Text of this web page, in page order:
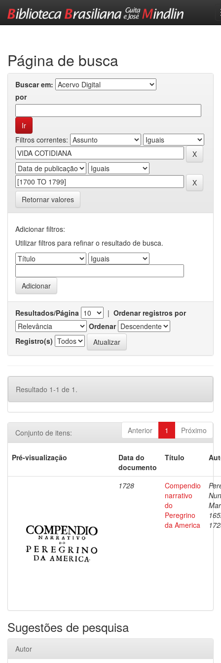
Página de busca
Buscar em:
por
Filtros correntes:
Retornar valores
Adicionar filtros:
Utilizar filtros para refinar o resultado de busca.
Resultados/Página | Ordenar registros por
Ordenar
Registro(s)
Resultado 1-1 de 1.
Anterior 1 Próximo
Conjunto de itens:
Pré-visualização
Data do
documento
Título
1728
Compendio
narrativo
do
Peregrino
da America
Sugestões de pesquisa
Autor